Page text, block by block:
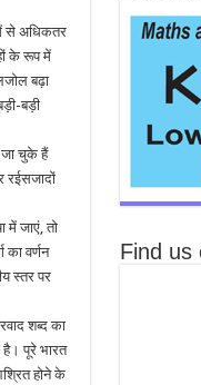
से अधिकतर
के रूप में
बढ़ा
बड़ी
जा चुके हैं
में जाएं, तो
का वर्णन
स्तर पर
शब्द का
है। पूरे भारत
होने के
Find us